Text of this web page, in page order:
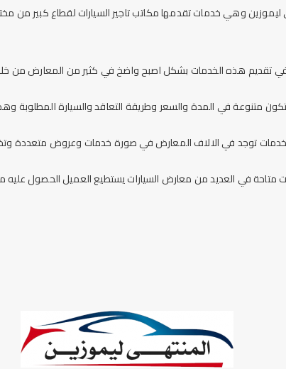
ليموزينوهي خدمات تقدمها مكاتب تاجير السيارات لقطاع كبير من
تقديم هذه الخدمات بشكل اصبح واضخ في كثير من المعارض من
متنوعة في المدة والسعر وطريقة التعاقد والسيارة المطلوبة
توجد في الالاف المعارض في صورة خدمات وعروض متعددة
متاحة في العديد من معارض السيارات يستطيع العميل الحصول عليه